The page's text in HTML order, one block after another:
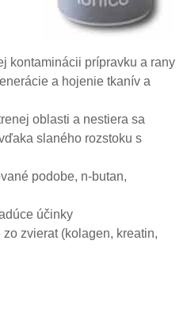
kontaminácii prípravku a rany
a hojenie tkanív a
oblasti a nestiera sa
slaného rozstoku s
podobe, n-butan,
účinky
zvierat (kolagen, kreatin,